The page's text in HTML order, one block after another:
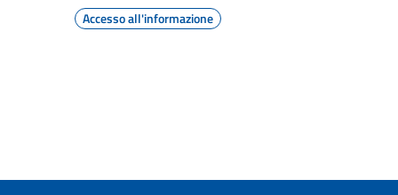
Accesso all'informazione